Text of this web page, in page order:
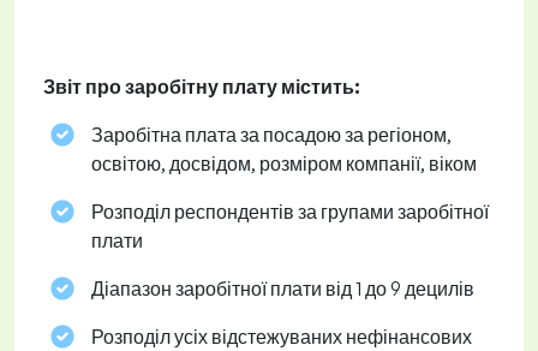
Звіт про заробітну плату містить:
Заробітна плата за посадою за регіоном,
освітою, досвідом, розміром компанії, віком
Розподіл респондентів за групами заробітної
плати
Діапазон заробітної плати від 1 до 9 децилів
Розподіл усіх відстежуваних нефінансових